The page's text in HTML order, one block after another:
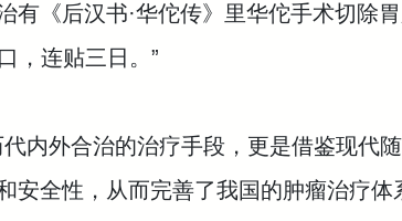
《后汉书·华佗传》里华佗手术切除
，连贴三日。”
内外合治的治疗手段，更是借鉴现代
安全性，从而完善了我国的肿瘤治疗体